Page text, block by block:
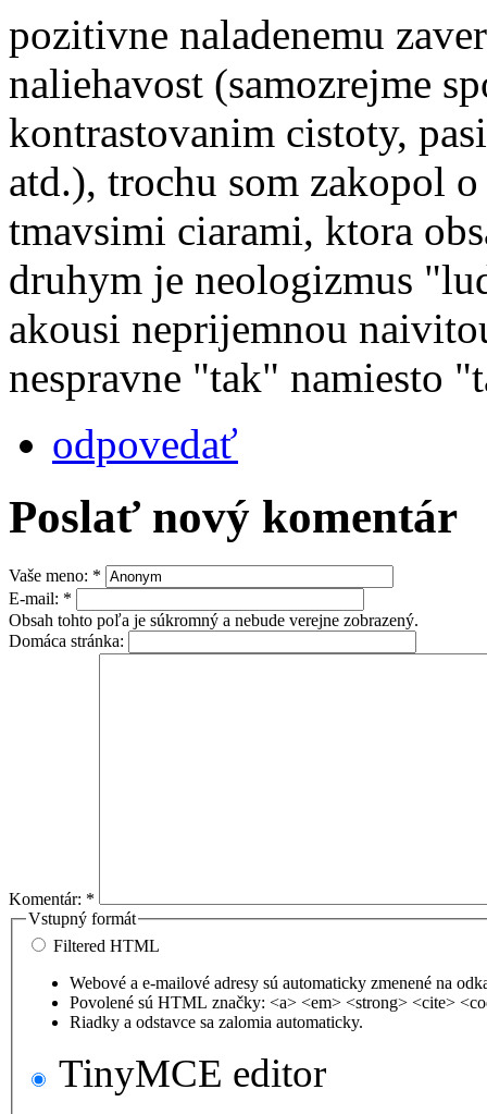
pozitivne naladenemu
naliehavost (samozrejme
kontrastovanim cistoty,
atd.), trochu som zakopol
tmavsimi ciarami, ktora
druhym je neologizmus
akousi neprijemnou
nespravne "tak" namiesto
odpovedať
Poslať nový komentár
Vaše meno: *
E-mail: *
Obsah tohto poľa je súkromný a nebude verejne zobrazený.
Domáca stránka:
Komentár: *
Vstupný formát
Filtered HTML
Webové a e-mailové adresy sú automaticky zmenené na
Povolené sú HTML značky: <a> <em> <strong> <cite>
Riadky a odstavce sa zalomia automaticky.
TinyMCE editor